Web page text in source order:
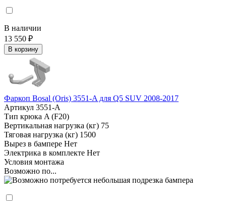
В наличии
13 550 ₽
В корзину
Фаркоп Bosal (Oris) 3551-A для Q5 SUV 2008-2017
Артикул 3551-A
Тип крюка A (F20)
Вертикальная нагрузка (кг) 75
Тяговая нагрузка (кг) 1500
Вырез в бампере Нет
Электрика в комплекте Нет
Условия монтажа
Возможно по...